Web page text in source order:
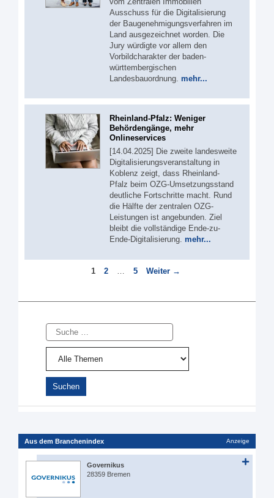
Ausschuss für die Digitalisierung
der Baugenehmigungsverfahren im
Land ausgezeichnet worden. Die
Jury würdigte vor allem den
Vorbildcharakter der baden-
württembergischen
Landesbauordnung. mehr...
Rheinland-Pfalz: Weniger
Behördengänge, mehr
Onlineservices
[14.04.2025] Die zweite landesweite
Digitalisierungsveranstaltung in
Koblenz zeigt, dass Rheinland-
Pfalz beim OZG-Umsetzungsstand
deutliche Fortschritte macht. Rund
die Hälfte der zentralen OZG-
Leistungen ist angebunden. Ziel
bleibt die vollständige Ende-zu-
Ende-Digitalisierung. mehr...
Seite
1 Seite
2 Seite
5 Weiter →
Suche
Aus dem Branchenindex Anzeige
Governikus
28359 Bremen